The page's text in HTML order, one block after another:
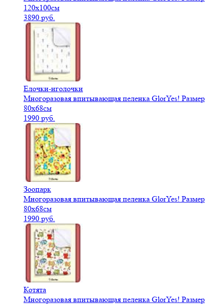
120х100см
3890 руб.
Елочки-иголочки
Многоразовая впитывающая пеленка GlorYes! Размер
80х68см
1990 руб.
Зоопарк
Многоразовая впитывающая пеленка GlorYes! Размер
80х68см
1990 руб.
Котята
Многоразовая впитывающая пеленка GlorYes! Размер